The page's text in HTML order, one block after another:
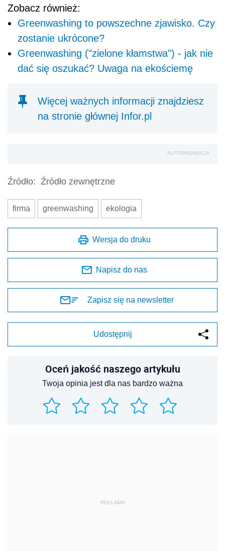
Zobacz również:
Greenwashing to powszechne zjawisko. Czy
zostanie ukrócone?
Greenwashing ("zielone kłamstwa") - jak nie
dać się oszukać? Uwaga na ekościemę
Więcej ważnych informacji znajdziesz
na stronie głównej Infor.pl
AUTOPROMOCJA
Źródło: Źródło zewnętrzne
firma greenwashing ekologia
Wersja do druku
Napisz do nas
Zapisz się na newsletter
Udostępnij
Oceń jakość naszego artykułu
Twoja opinia jest dla nas bardzo ważna
REKLAMA